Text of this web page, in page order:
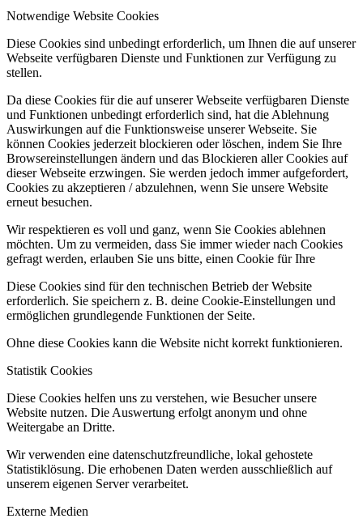
Notwendige Website Cookies
Diese Cookies sind unbedingt erforderlich, um Ihnen die auf unserer
Webseite verfügbaren Dienste und Funktionen zur Verfügung zu
stellen.
Da diese Cookies für die auf unserer Webseite verfügbaren Dienste
und Funktionen unbedingt erforderlich sind, hat die Ablehnung
Auswirkungen auf die Funktionsweise unserer Webseite. Sie
können Cookies jederzeit blockieren oder löschen, indem Sie Ihre
Browsereinstellungen ändern und das Blockieren aller Cookies auf
dieser Webseite erzwingen. Sie werden jedoch immer aufgefordert,
Cookies zu akzeptieren / abzulehnen, wenn Sie unsere Website
erneut besuchen.
Wir respektieren es voll und ganz, wenn Sie Cookies ablehnen
möchten. Um zu vermeiden, dass Sie immer wieder nach Cookies
gefragt werden, erlauben Sie uns bitte, einen Cookie für Ihre
Diese Cookies sind für den technischen Betrieb der Website
erforderlich. Sie speichern z. B. deine Cookie-Einstellungen und
ermöglichen grundlegende Funktionen der Seite.
Ohne diese Cookies kann die Website nicht korrekt funktionieren.
Statistik Cookies
Diese Cookies helfen uns zu verstehen, wie Besucher unsere
Website nutzen. Die Auswertung erfolgt anonym und ohne
Weitergabe an Dritte.
Wir verwenden eine datenschutzfreundliche, lokal gehostete
Statistiklösung. Die erhobenen Daten werden ausschließlich auf
unserem eigenen Server verarbeitet.
Externe Medien